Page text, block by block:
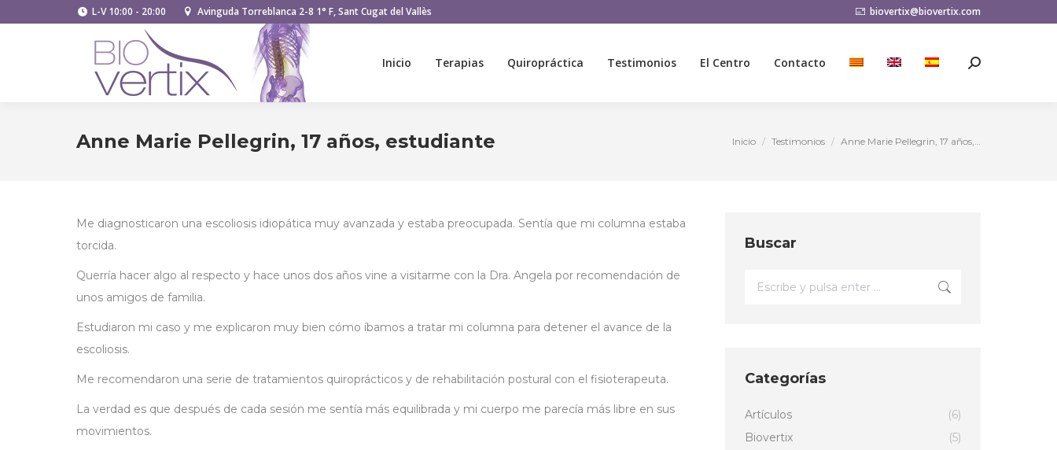
L-V 10:00 - 20:00 Avinguda Torreblanca 2-8 1° F, Sant Cugat del Vallès biovertix@biovertix.com
Inicio Terapias Quiropráctica Testimonios El Centro Contacto Buscar:
Anne Marie Pellegrin, 17 años, estudiante Estás aquí:
Inicio Testimonios Anne Marie Pellegrin, 17 años,…
Me diagnosticaron una escoliosis idiopática muy avanzada y estaba preocupada. Sentía que mi columna estaba
torcida.
Querría hacer algo al respecto y hace unos dos años vine a visitarme con la Dra. Angela por recomendación de
unos amigos de familia.
Estudiaron mi caso y me explicaron muy bien cómo íbamos a tratar mi columna para detener el avance de la
escoliosis.
Me recomendaron una serie de tratamientos quiroprácticos y de rehabilitación postural con el fisioterapeuta.
La verdad es que después de cada sesión me sentía más equilibrada y mi cuerpo me parecía más libre en sus
movimientos.
Buscar
Buscar:
Categorías
Artículos
(6)
Biovertix
(5)
Buscar: